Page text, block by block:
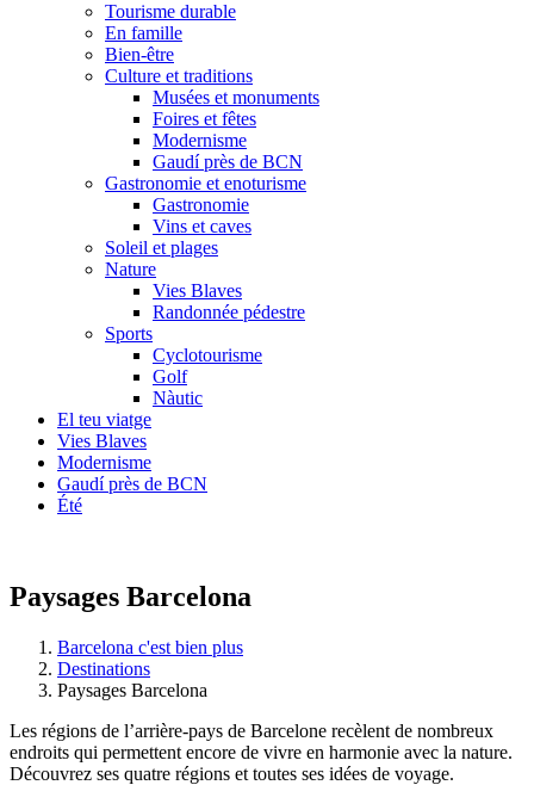
Tourisme durable
En famille
Bien-être
Culture et traditions
Musées et monuments
Foires et fêtes
Modernisme
Gaudí près de BCN
Gastronomie et enoturisme
Gastronomie
Vins et caves
Soleil et plages
Nature
Vies Blaves
Randonnée pédestre
Sports
Cyclotourisme
Golf
Nàutic
El teu viatge
Vies Blaves
Modernisme
Gaudí près de BCN
Été
Paysages Barcelona
Barcelona c'est bien plus
Destinations
Paysages Barcelona
Les régions de l’arrière-pays de Barcelone recèlent de nombreux
endroits qui permettent encore de vivre en harmonie avec la nature.
Découvrez ses quatre régions et toutes ses idées de voyage.